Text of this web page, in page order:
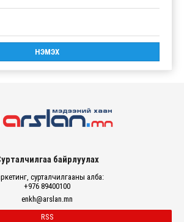
байрлуулах
сурталчилгааны алба:
+976 89400100
enkh@arslan.mn
RSS